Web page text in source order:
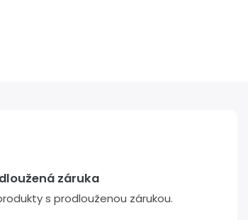
záruka
s prodlouženou zárukou.